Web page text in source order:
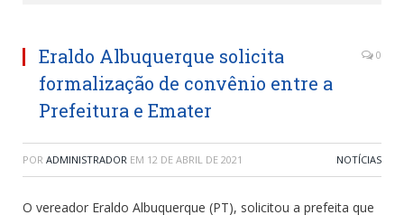
Eraldo Albuquerque solicita
formalização de convênio entre a
Prefeitura e Emater
0
POR ADMINISTRADOR EM 12 DE ABRIL DE 2021 NOTÍCIAS
O vereador Eraldo Albuquerque (PT), solicitou a prefeita que